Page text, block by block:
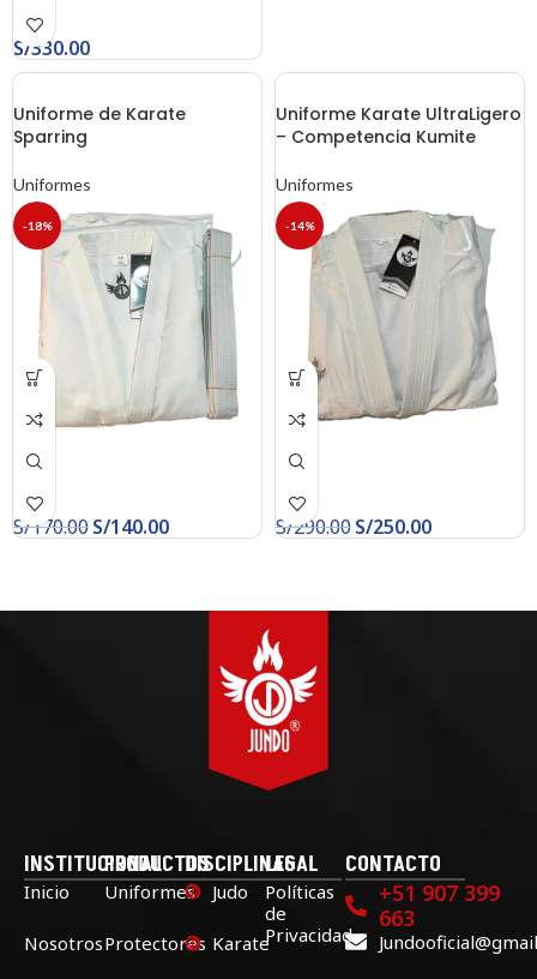
S/330.00
-18%
Uniforme de Karate
Sparring
Uniformes
S/170.00S/140.00
-14%
Uniforme Karate UltraLigero
– Competencia Kumite
Uniformes
S/290.00S/250.00
INSTITUCIONAL
Inicio
Nosotros
PRODUCTOS
Uniformes
Protectores
DISCIPLINAS
Judo
Karate
LEGAL
Políticas
de
Privacidad
CONTACTO
+51 907 399
663